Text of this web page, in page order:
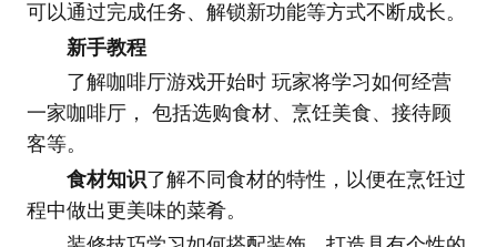
可以通过完成任务、解锁新功能等方式不断成长。
新手教程
了解咖啡厅游戏开始时 玩家将学习如何经营
一家咖啡厅， 包括选购食材、烹饪美食、接待顾
客等。
食材知识了解不同食材的特性，以便在烹饪过
程中做出更美味的菜肴。